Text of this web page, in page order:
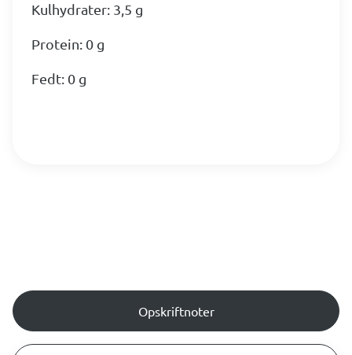
Kulhydrater: 3,5 g
Protein: 0 g
Fedt: 0 g
Opskriftnoter